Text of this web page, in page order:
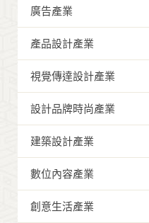
廣告產業
產品設計產業
視覺傳達設計產業
設計品牌時尚產業
建築設計產業
數位內容產業
創意生活產業